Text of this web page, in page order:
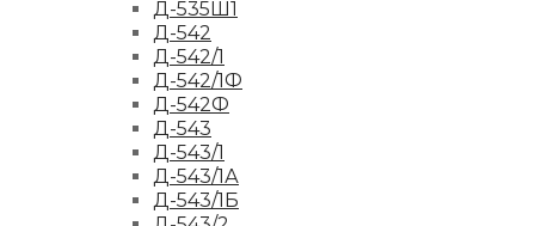
Д-535Ш1
Д-542
Д-542/1
Д-542/1Ф
Д-542Ф
Д-543
Д-543/1
Д-543/1А
Д-543/1Б